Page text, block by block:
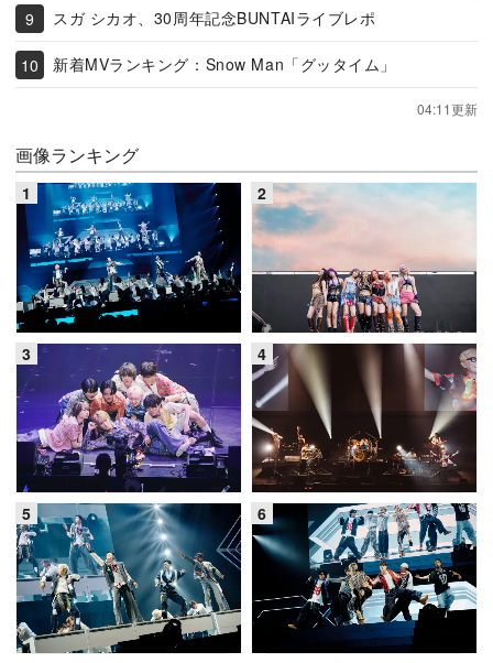
スガ シカオ、30周年記念BUNTAIライブレポ
新着MVランキング：Snow Man「グッタイム」
04:11更新
画像ランキング